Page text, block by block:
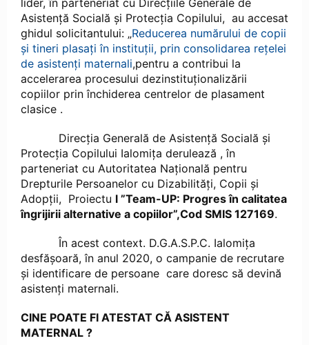
lider, în parteneriat cu Direcțiile Generale de
Asistență Socială și Protecția Copilului, au accesat
ghidul solicitantului: „Reducerea numărului de copii
și tineri plasați în instituții, prin consolidarea rețelei
de asistenți maternali,pentru a contribui la
accelerarea procesului dezinstituționalizării
copiilor prin închiderea centrelor de plasament
clasice .
Direcţia Generală de Asistenţă Socială şi
Protecţia Copilului Ialomiţa derulează , în
parteneriat cu Autoritatea Națională pentru
Drepturile Persoanelor cu Dizabilități, Copii și
Adopții, Proiectu l ”Team-UP: Progres în calitatea
îngrijirii alternative a copiilor”,Cod SMIS 127169.
În acest context. D.G.A.S.P.C. Ialomița
desfășoară, în anul 2020, o campanie de recrutare
și identificare de persoane care doresc să devină
asistenți maternali.
CINE POATE FI ATESTAT CĂ ASISTENT
MATERNAL ?